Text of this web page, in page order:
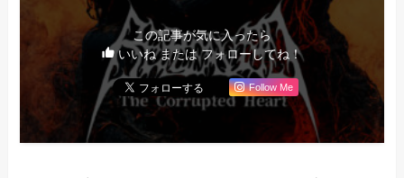
この記事が気に入ったら
いいね または フォローしてね！
Follow Me